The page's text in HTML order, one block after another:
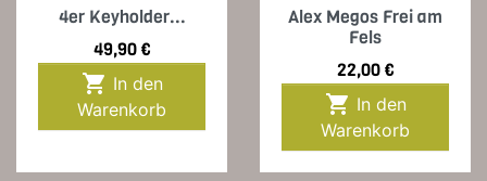
4er Keyholder...
Preis
49,90 €

Warenkorb
Alex Megos Frei am
Fels
Preis
22,00 €

Warenkorb